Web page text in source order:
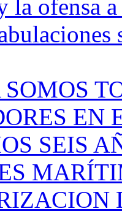
ofensa a
EN
SEIS